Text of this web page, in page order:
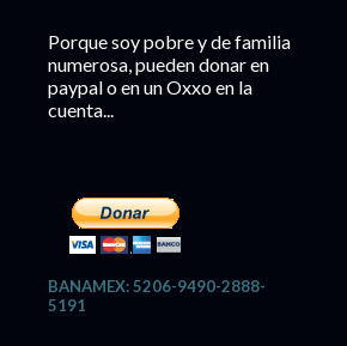
Porque soy pobre y de familia
numerosa, pueden donar en
paypal o en un Oxxo en la
cuenta...
BANAMEX: 5206-9490-2888-
5191